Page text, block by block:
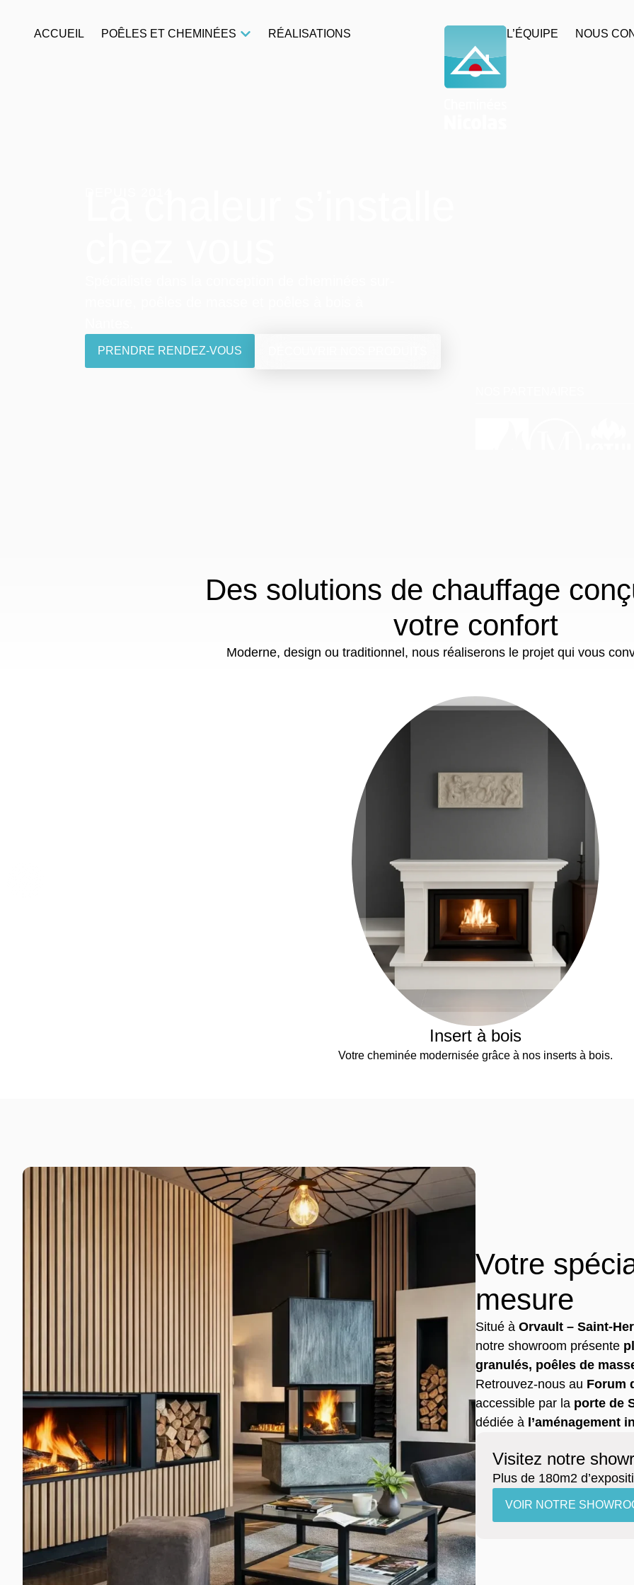
ACCUEIL POÊLES ET CHEMINÉES RÉALISATIONS L’ÉQUIPE NOUS
PRENDRE RENDEZ-VOUS
Des solutions de chauffage
votre confort
Moderne, design ou traditionnel, nous réaliserons le projet qui vous
Insert à bois
Votre cheminée modernisée grâce à nos inserts à bois.
Votre
mesure
Situé à Orvault – Saint-
notre showroom présente
granulés, poêles de
Retrouvez-nous au Forum
accessible par la porte de
dédiée à l’aménagement
Visitez notre
Plus de 180m2
VOIR NOTRE